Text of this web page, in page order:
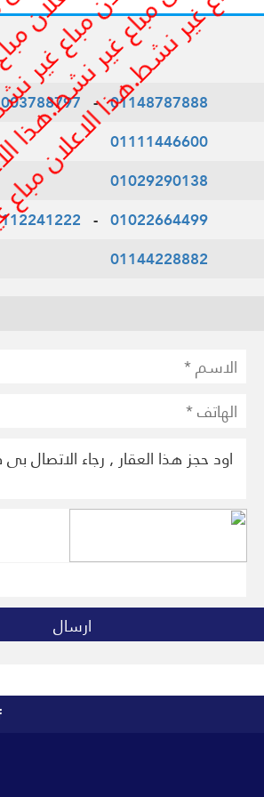
01148787888
-
01111446600
01029290138
01022664499
-
01144228882